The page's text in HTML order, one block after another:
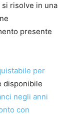
risolve in una
presente
per
disponibile
negli anni
con